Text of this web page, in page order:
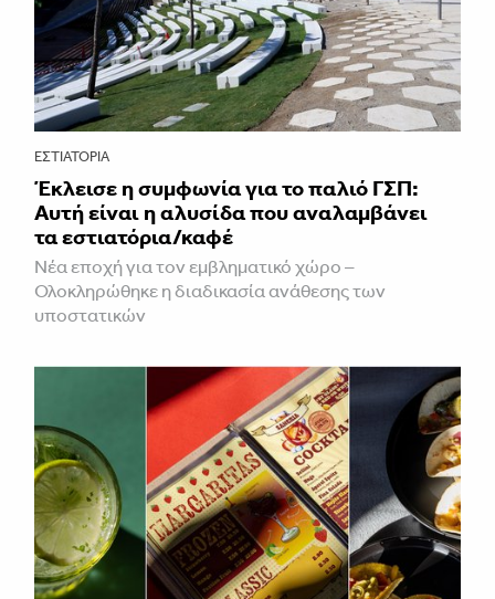
ΕΣΤΙΑΤΌΡΙΑ
Έκλεισε η συμφωνία για το παλιό ΓΣΠ:
Αυτή είναι η αλυσίδα που αναλαμβάνει
τα εστιατόρια/καφέ
Νέα εποχή για τον εμβληματικό χώρο –
Ολοκληρώθηκε η διαδικασία ανάθεσης των
υποστατικών